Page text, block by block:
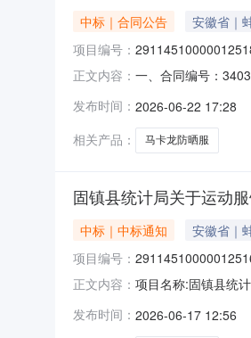
中标｜合同公告 安徽省｜
项目编号：
正文内容： 一、合同编号：
阳路283号联系方式
发布时间： 2026-06-22 17:28
相关产品：
马卡龙防晒服
固镇县统计局关于运动
中标｜中标通知 安徽省｜
项目编号：
正文内容： 项目名称:固镇县统
镇县投资大厦9楼三
发布时间： 2026-06-17 12:56